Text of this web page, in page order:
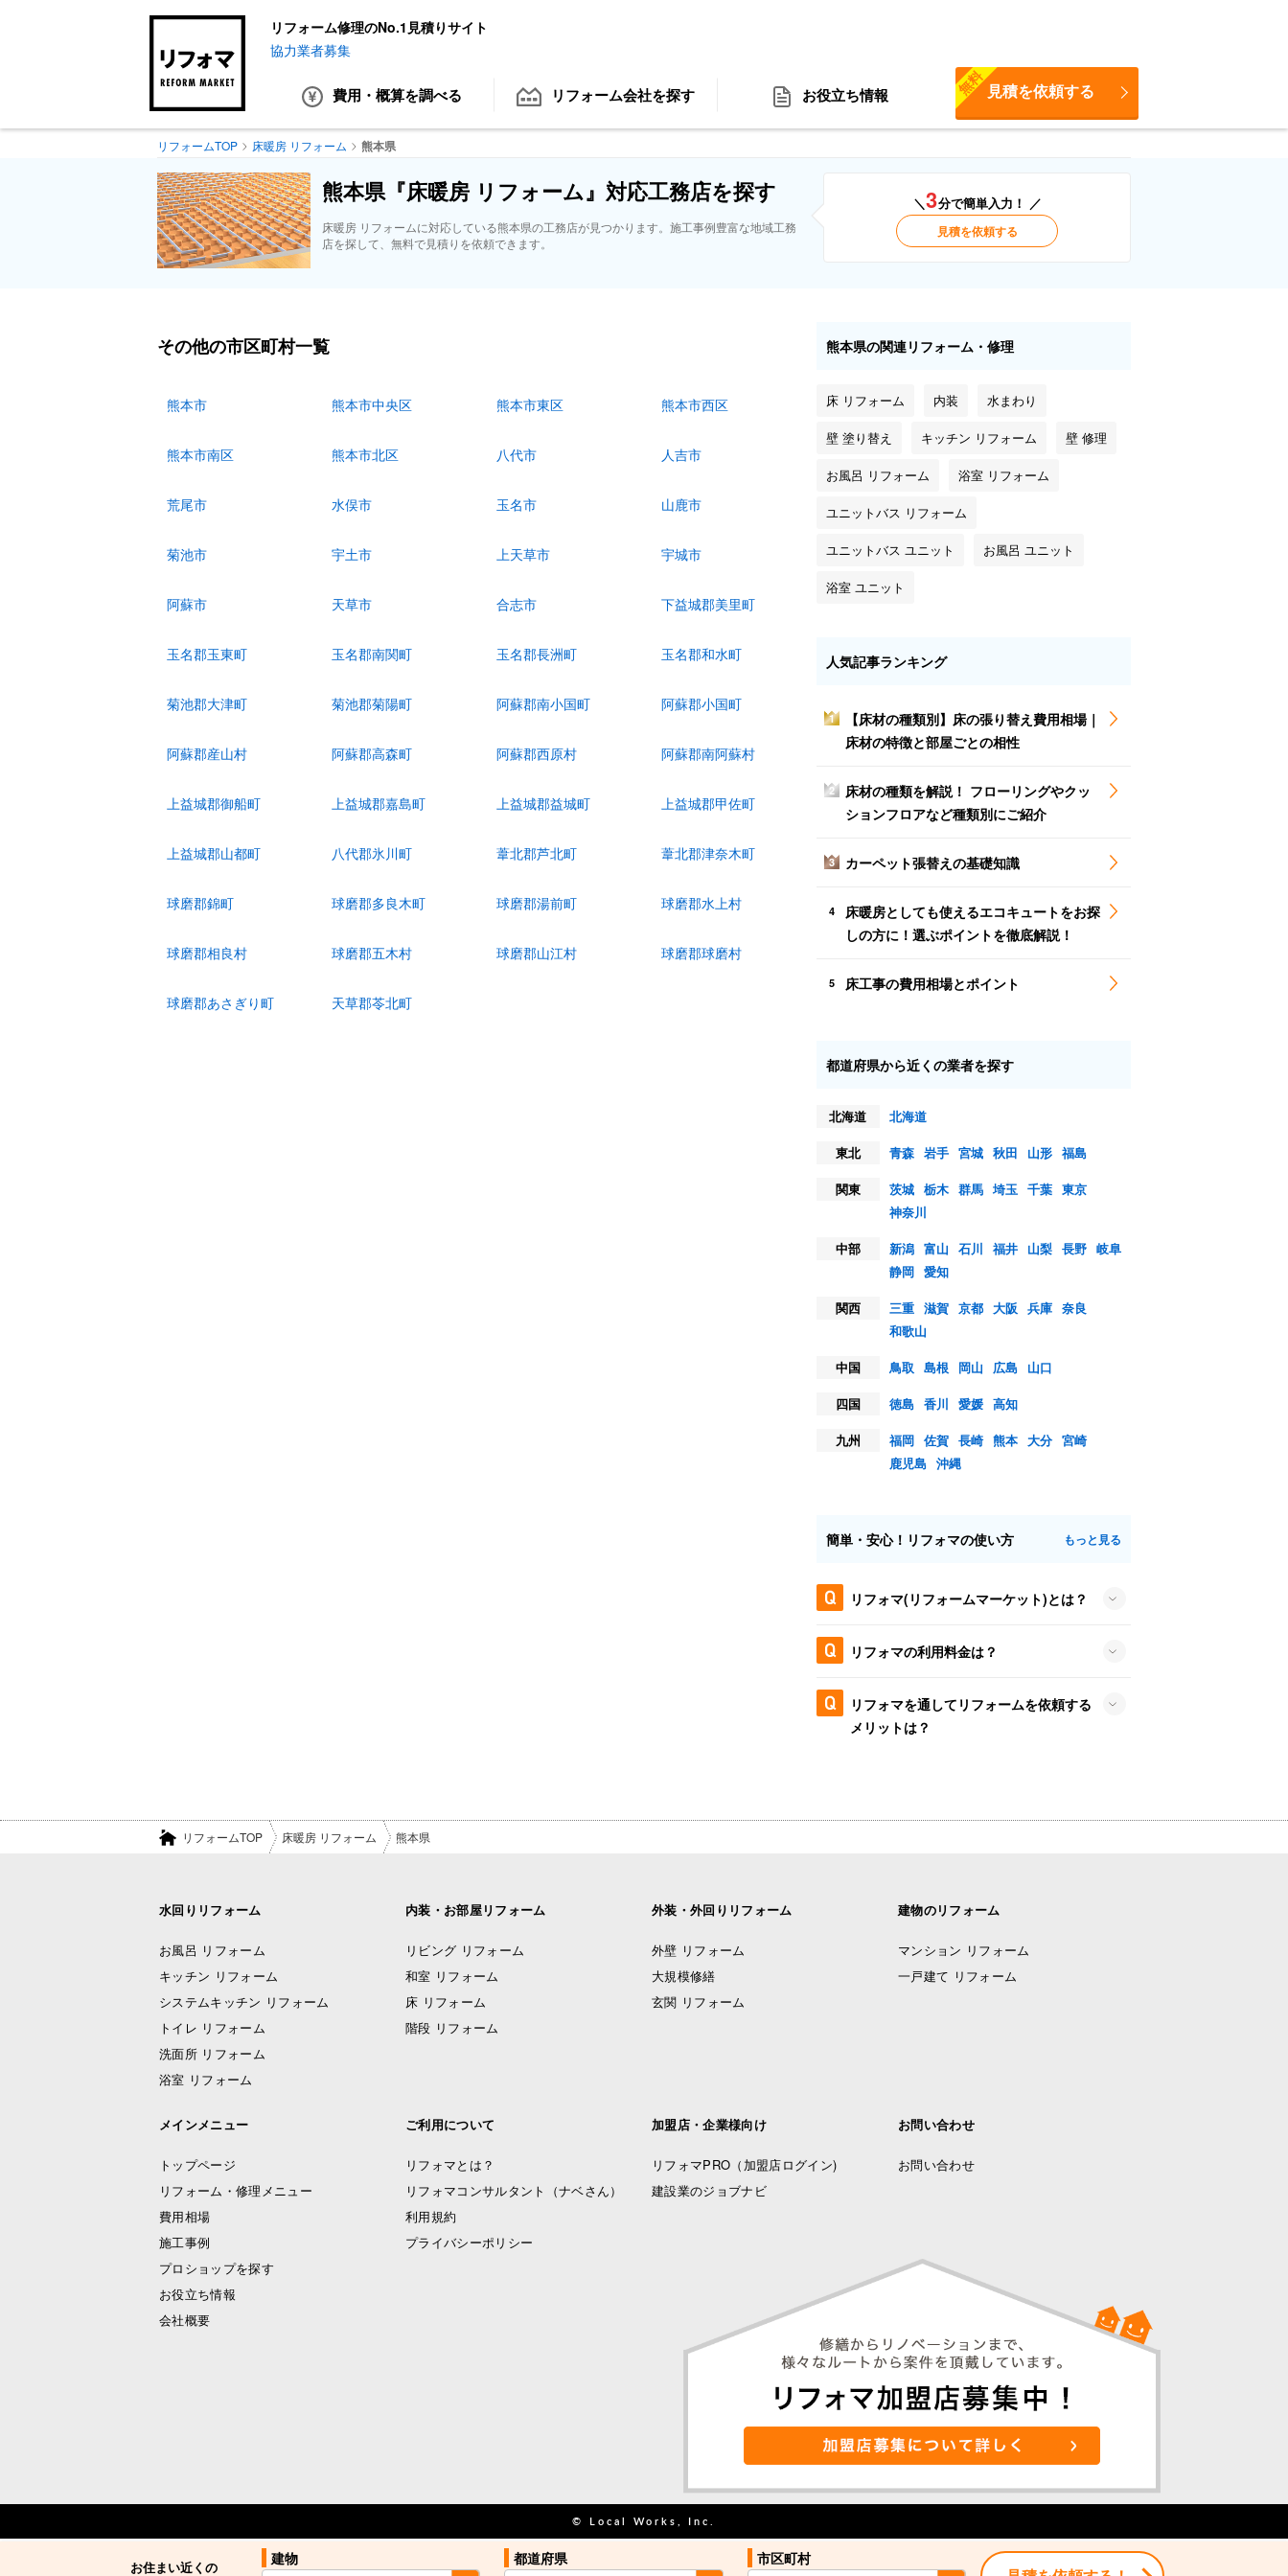
リフォーム修理のNo.1見積りサイト
協力業者募集
費用・概算を調べる リフォーム会社を探す お役立ち情報 見積を依頼する
無料
リフォームTOP 床暖房 リフォーム 熊本県
熊本県『床暖房 リフォーム』対応工務店を探す
床暖房 リフォームに対応している熊本県の工務店が見つかります。施工事例豊富な地域工務
店を探して、無料で見積りを依頼できます。
＼3分で簡単入力！ ／
見積を依頼する
お住まい近くの
建物 都道府県 市区町村
お住まい近くの
その他の市区町村一覧
熊本市 熊本市中央区 熊本市東区 熊本市西区
熊本市南区 熊本市北区 八代市 人吉市
荒尾市 水俣市 玉名市 山鹿市
菊池市 宇土市 上天草市 宇城市
阿蘇市 天草市 合志市 下益城郡美里町
玉名郡玉東町 玉名郡南関町 玉名郡長洲町 玉名郡和水町
菊池郡大津町 菊池郡菊陽町 阿蘇郡南小国町 阿蘇郡小国町
阿蘇郡産山村 阿蘇郡高森町 阿蘇郡西原村 阿蘇郡南阿蘇村
上益城郡御船町 上益城郡嘉島町 上益城郡益城町 上益城郡甲佐町
上益城郡山都町 八代郡氷川町 葦北郡芦北町 葦北郡津奈木町
球磨郡錦町 球磨郡多良木町 球磨郡湯前町 球磨郡水上村
球磨郡相良村 球磨郡五木村 球磨郡山江村 球磨郡球磨村
球磨郡あさぎり町 天草郡苓北町
熊本県の関連リフォーム・修理
床 リフォーム 内装 水まわり
壁 塗り替え キッチン リフォーム 壁 修理
お風呂 リフォーム 浴室 リフォーム
ユニットバス リフォーム
ユニットバス ユニット お風呂 ユニット
浴室 ユニット
人気記事ランキング
1
【床材の種類別】床の張り替え費用相場｜
床材の特徴と部屋ごとの相性
2
床材の種類を解説！ フローリングやクッ
ションフロアなど種類別にご紹介
3 カーペット張替えの基礎知識
4
床暖房としても使えるエコキュートをお探
しの方に！選ぶポイントを徹底解説！
5 床工事の費用相場とポイント
都道府県から近くの業者を探す
北海道
北海道
東北
青森 岩手 宮城 秋田 山形 福島
関東
茨城 栃木 群馬 埼玉 千葉 東京
神奈川
中部
新潟 富山 石川 福井 山梨 長野 岐阜
静岡 愛知
関西
三重 滋賀 京都 大阪 兵庫 奈良
和歌山
中国
鳥取 島根 岡山 広島
山口
四国
徳島 香川 愛媛 高知
九州
福岡 佐賀 長崎 熊本 大分 宮崎
鹿児島 沖縄
簡単・安心！リフォマの使い方 もっと見る
リフォマ(リフォームマーケット)とは？
リフォマの利用料金は？
リフォマを通してリフォームを依頼する
メリットは？
リフォームTOP 床暖房 リフォーム 熊本県
水回りリフォーム
お風呂 リフォーム
キッチン リフォーム
システムキッチン リフォーム
トイレ リフォーム
洗面所 リフォーム
浴室 リフォーム
内装・お部屋リフォーム
リビング リフォーム
和室 リフォーム
床 リフォーム
階段 リフォーム
外装・外回りリフォーム
外壁 リフォーム
大規模修繕
玄関 リフォーム
建物のリフォーム
マンション リフォーム
一戸建て リフォーム
メインメニュー
トップページ
リフォーム・修理メニュー
費用相場
施工事例
プロショップを探す
お役立ち情報
会社概要
ご利用について
リフォマとは？
リフォマコンサルタント（ナベさん）
利用規約
プライバシーポリシー
加盟店・企業様向け
リフォマPRO （加盟店ログイン)
建設業のジョブナビ
お問い合わせ
お問い合わせ
© Local Works, Inc.
お住まい近くの
建物 都道府県 市区町村
お住まい近くの